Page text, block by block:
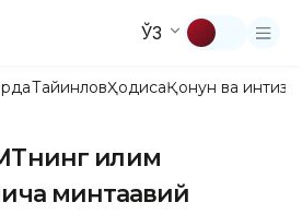
ЎЗ
ТайинловҲодисаҚонун ва
иқлим
минтақавий